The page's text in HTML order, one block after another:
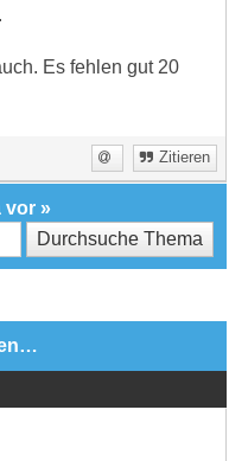
Es fehlen gut 20
Zitieren
vor »